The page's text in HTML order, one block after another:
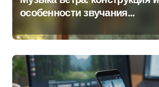
особенности звучания